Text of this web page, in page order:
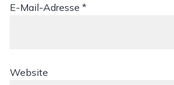
E-Mail-Adresse*
Website